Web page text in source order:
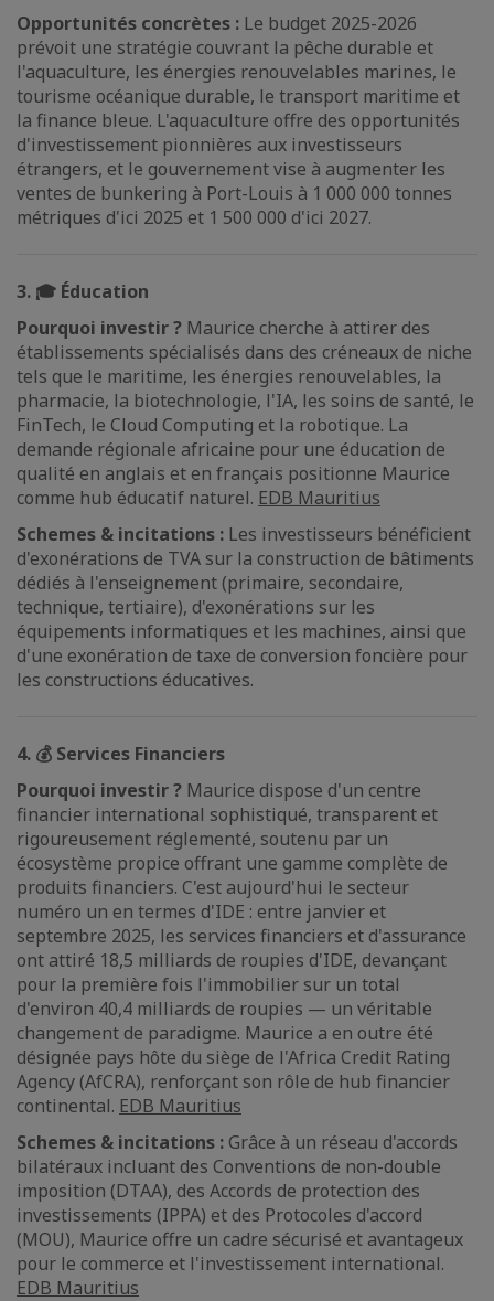
Opportunités concrètes : Le budget 2025-2026
prévoit une stratégie couvrant la pêche durable et
l'aquaculture, les énergies renouvelables marines, le
tourisme océanique durable, le transport maritime et
la finance bleue. L'aquaculture offre des opportunités
d'investissement pionnières aux investisseurs
étrangers, et le gouvernement vise à augmenter les
ventes de bunkering à Port-Louis à 1 000 000 tonnes
métriques d'ici 2025 et 1 500 000 d'ici 2027.
3. 🎓 Éducation
Pourquoi investir ? Maurice cherche à attirer des
établissements spécialisés dans des créneaux de niche
tels que le maritime, les énergies renouvelables, la
pharmacie, la biotechnologie, l'IA, les soins de santé, le
FinTech, le Cloud Computing et la robotique. La
demande régionale africaine pour une éducation de
qualité en anglais et en français positionne Maurice
comme hub éducatif naturel. EDB Mauritius
Schemes & incitations : Les investisseurs bénéficient
d'exonérations de TVA sur la construction de bâtiments
dédiés à l'enseignement (primaire, secondaire,
technique, tertiaire), d'exonérations sur les
équipements informatiques et les machines, ainsi que
d'une exonération de taxe de conversion foncière pour
les constructions éducatives.
4. 💰 Services Financiers
Pourquoi investir ? Maurice dispose d'un centre
financier international sophistiqué, transparent et
rigoureusement réglementé, soutenu par un
écosystème propice offrant une gamme complète de
produits financiers. C'est aujourd'hui le secteur
numéro un en termes d'IDE : entre janvier et
septembre 2025, les services financiers et d'assurance
ont attiré 18,5 milliards de roupies d'IDE, devançant
pour la première fois l'immobilier sur un total
d'environ 40,4 milliards de roupies — un véritable
changement de paradigme. Maurice a en outre été
désignée pays hôte du siège de l'Africa Credit Rating
Agency (AfCRA), renforçant son rôle de hub financier
continental. EDB Mauritius
Schemes & incitations : Grâce à un réseau d'accords
bilatéraux incluant des Conventions de non-double
imposition (DTAA), des Accords de protection des
investissements (IPPA) et des Protocoles d'accord
(MOU), Maurice offre un cadre sécurisé et avantageux
pour le commerce et l'investissement international.
EDB Mauritius